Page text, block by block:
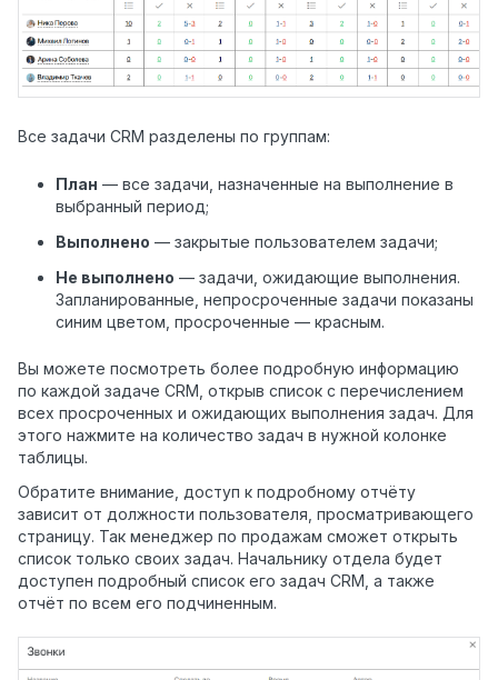
Все задачи CRM разделены по группам:
План — все задачи, назначенные на выполнение в
выбранный период;
Выполнено — закрытые пользователем задачи;
Не выполнено — задачи, ожидающие выполнения.
Запланированные, непросроченные задачи показаны
синим цветом, просроченные — красным.
Вы можете посмотреть более подробную информацию
по каждой задаче CRM, открыв список с перечислением
всех просроченных и ожидающих выполнения задач. Для
этого нажмите на количество задач в нужной колонке
таблицы.
Обратите внимание, доступ к подробному отчёту
зависит от должности пользователя, просматривающего
страницу. Так менеджер по продажам сможет открыть
список только своих задач. Начальнику отдела будет
доступен подробный список его задач CRM, а также
отчёт по всем его подчиненным.